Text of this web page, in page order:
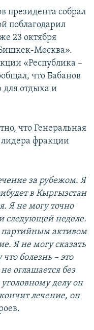
президента собрал
поблагодарил
23 октября
Москва».
«Республика –
что Бабанов
для отдыха и
что Генеральная
лидера фракции
за рубежом. Я
в Кыргызстан
Я не могу точно
следующей неделе.
партийным активом
Я не могу сказать
болезнь – это
оглашается без
делу он
лечение, он